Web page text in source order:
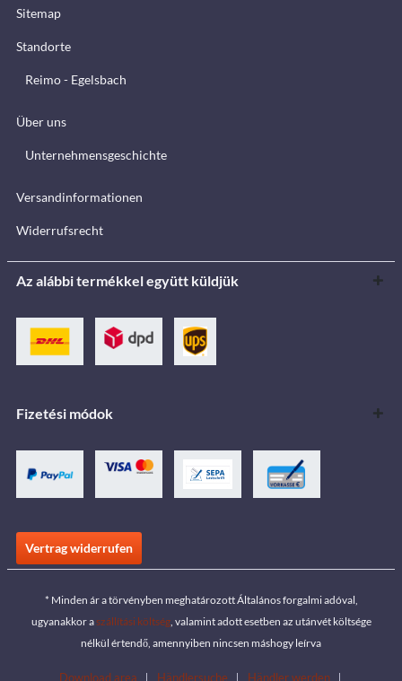
Sitemap
Standorte
Reimo - Egelsbach
Über uns
Unternehmensgeschichte
Versandinformationen
Widerrufsrecht
Az alábbi termékkel együtt küldjük
Fizetési módok
Vertrag widerrufen
* Minden ár a törvényben meghatározott Általános forgalmi adóval,
ugyanakkor aszállítási költség, valamint adott esetben az utánvét költsége
nélkül értendő, amennyiben nincsen máshogy leírva
Download area Händlersuche Händler werden